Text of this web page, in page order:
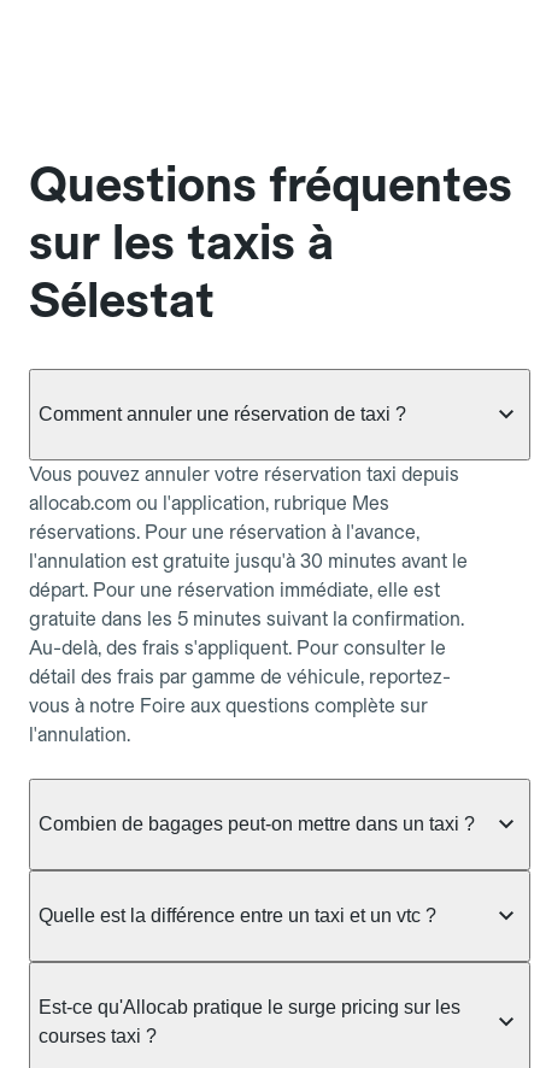
Questions fréquentes
sur les taxis à
Sélestat
Comment annuler une réservation de taxi ?
Vous pouvez annuler votre réservation taxi depuis
allocab.com ou l'application, rubrique Mes
réservations. Pour une réservation à l'avance,
l'annulation est gratuite jusqu'à 30 minutes avant le
départ. Pour une réservation immédiate, elle est
gratuite dans les 5 minutes suivant la confirmation.
Au-delà, des frais s'appliquent. Pour consulter le
détail des frais par gamme de véhicule, reportez-
vous à notre Foire aux questions complète sur
l'annulation.
Combien de bagages peut-on mettre dans un taxi ?
taxi berline accueille en général jusqu'à 3 bagages
ou nombreux, précisez-le dans le champ "Message
au chauffeur" lors de la réservation. Le prix n'est
pas impacté par le nombre de bagages.
Quelle est la différence entre un taxi et un vtc ?
prendre en charge directement dans la rue, à une
station ou sur réservation, avec un tarif au
Est-ce qu'Allocab pratique le surge pricing sur les
courses taxi ?